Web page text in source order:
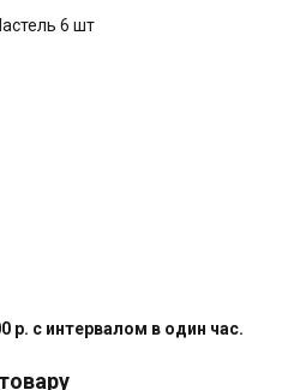
6 шт
р. с интервалом в один час.